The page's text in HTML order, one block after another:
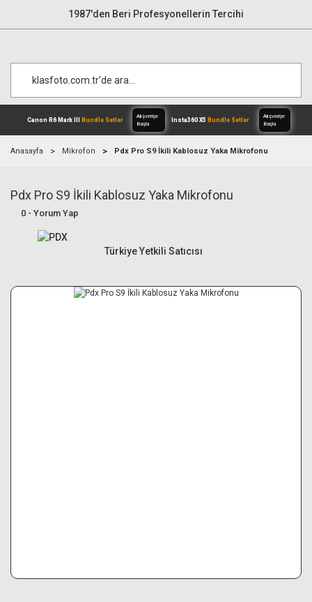
1987'den Beri Profesyonellerin Tercihi
Canon R6 Mark IIIBundle Setler
Alışverişe
Anasayfa Mikrofon Pdx Pro S9 İkili Kablosuz Yaka Mikrofonu
Pdx Pro S9 İkili Kablosuz Yaka Mikrofonu
0 - Yorum Yap
Türkiye Yetkili Satıcısı